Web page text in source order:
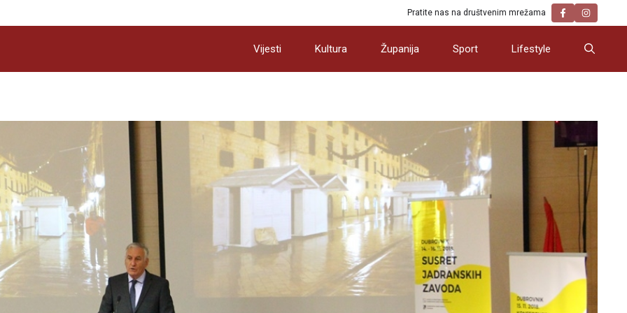
Pratite nas na društvenim mrežama
Vijesti Kultura Županija Sport Lifestyle